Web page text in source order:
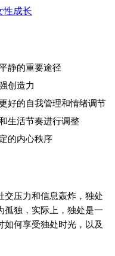
性成长
静的重要途径
创造力
好的自我管理和情绪调节
生活节奏进行调整
的内心秩序
交压力和信息轰炸，独处
孤独，实际上，独处是一
何享受独处时光，以及